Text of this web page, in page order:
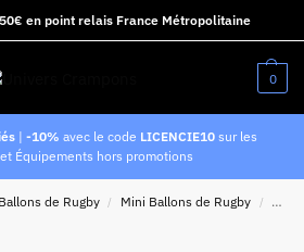
en point relais France Métropolitaine
0
| -10% avec le code LICENCIE10 sur les
Équipements hors promotions
Ballons de Rugby / Mini Ballons de Rugby /